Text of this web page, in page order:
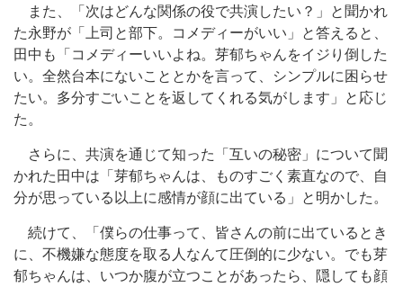
また、「次はどんな関係の役で共演したい？」と聞かれ
た永野が「上司と部下。コメディーがいい」と答えると、
田中も「コメディーいいよね。芽郁ちゃんをイジり倒した
い。全然台本にないこととかを言って、シンプルに困らせ
たい。多分すごいことを返してくれる気がします」と応じ
た。
さらに、共演を通じて知った「互いの秘密」について聞
かれた田中は「芽郁ちゃんは、ものすごく素直なので、自
分が思っている以上に感情が顔に出ている」と明かした。
続けて、「僕らの仕事って、皆さんの前に出ているとき
に、不機嫌な態度を取る人なんて圧倒的に少ない。でも芽
郁ちゃんは、いつか腹が立つことがあったら、隠しても顔